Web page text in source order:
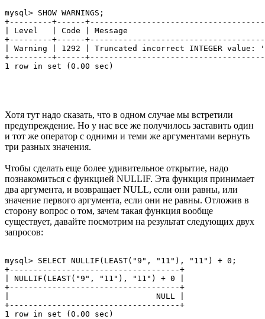
mysql> SHOW WARNINGS;
+---------+------
| Level   | Code | Message
+---------+------
| Warning | 1292 | Truncated incorrect INTEGER
+---------+------
Хотя тут надо сказать, что в одном случае мы встретили
предупреждение. Но у нас все же получилось заставить один
и тот же оператор с одними и теми же аргументами вернуть
три разных значения.
Чтобы сделать еще более удивительное открытие, надо
познакомиться с функцией NULLIF. Эта функция принимает
два аргумента, и возвращает NULL, если они равны, или
значение первого аргумента, если они не равны. Отложив в
сторону вопрос о том, зачем такая функция вообще
существует, давайте посмотрим на результат следующих двух
запросов:
mysql> SELECT NULLIF(LEAST("9", "11"), "11") + 0;
+------------------------------------+
| NULLIF(LEAST("9", "11"), "11") + 0 |
+------------------------------------+
|                               NULL |
+------------------------------------+
1 row in set (0.00 sec)